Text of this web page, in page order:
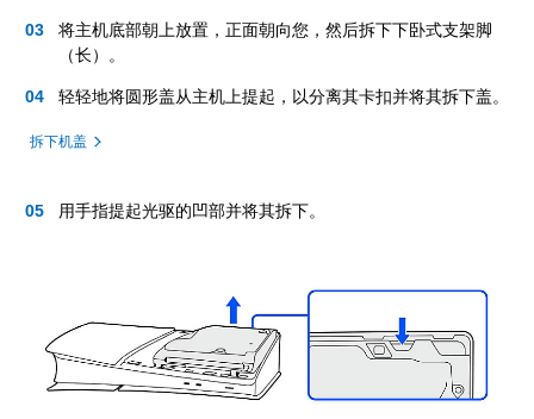
将主机底部朝上放置，正面朝向您，然后拆下下卧式支架脚
（长）。
轻轻地将圆形盖从主机上提起，以分离其卡扣并将其拆下盖。
拆下机盖
用手指提起光驱的凹部并将其拆下。